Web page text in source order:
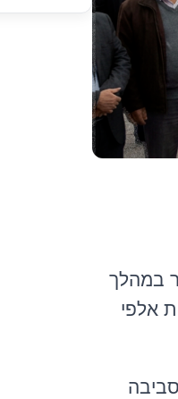
במהלך
אלפי